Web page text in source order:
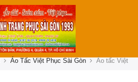
Áo Tấc Việt Phục Sài Gòn
Áo tấc Việt